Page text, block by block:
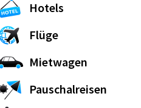
Hotels
Flüge
Mietwagen
Pauschalreisen